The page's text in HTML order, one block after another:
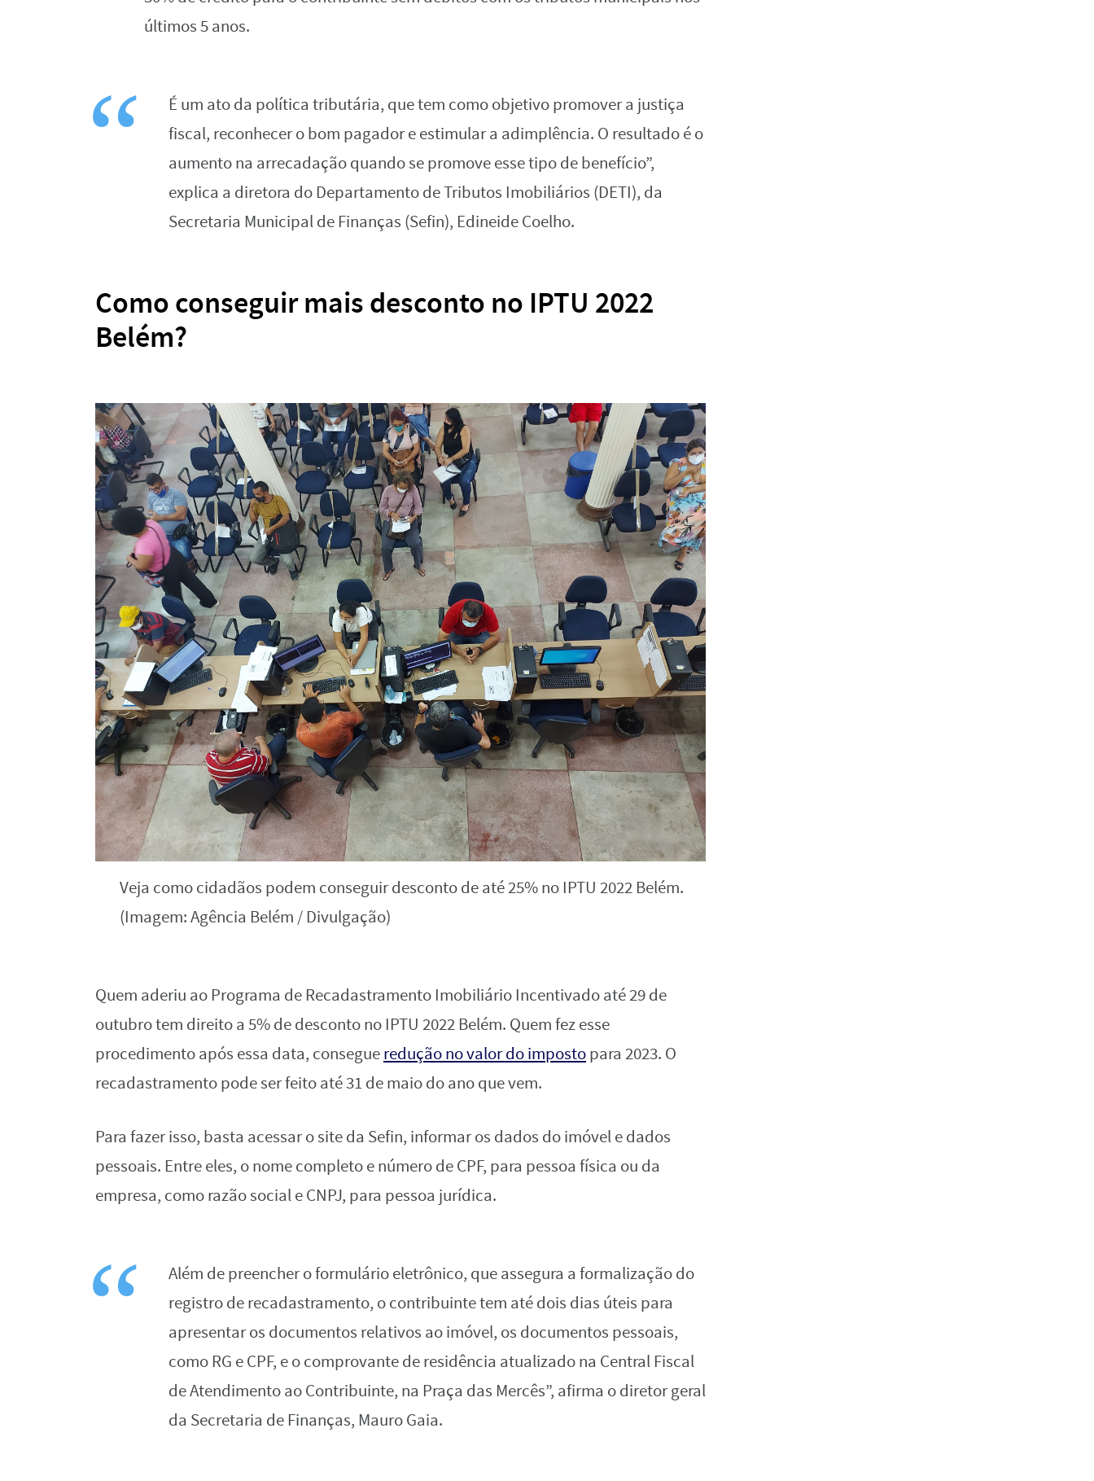
últimos 5 anos.
É um ato da política tributária, que tem como objetivo promover a justiça
fiscal, reconhecer o bom pagador e estimular a adimplência. O resultado é o
aumento na arrecadação quando se promove esse tipo de benefício”,
explica a diretora do Departamento de Tributos Imobiliários (DETI), da
Secretaria Municipal de Finanças (Sefin), Edineide Coelho.
Como conseguir mais desconto no IPTU 2022
Belém?
Veja como cidadãos podem conseguir desconto de até 25% no IPTU 2022 Belém.
(Imagem: Agência Belém / Divulgação)
Quem aderiu ao Programa de Recadastramento Imobiliário Incentivado até 29 de
outubro tem direito a 5% de desconto no IPTU 2022 Belém. Quem fez esse
procedimento após essa data, consegueredução no valor do impostopara 2023. O
recadastramento pode ser feito até 31 de maio do ano que vem.
Para fazer isso, basta acessar o site da Sefin, informar os dados do imóvel e dados
pessoais. Entre eles, o nome completo e número de CPF, para pessoa física ou da
empresa, como razão social e CNPJ, para pessoa jurídica.
Além de preencher o formulário eletrônico, que assegura a formalização do
registro de recadastramento, o contribuinte tem até dois dias úteis para
apresentar os documentos relativos ao imóvel, os documentos pessoais,
como RG e CPF, e o comprovante de residência atualizado na Central Fiscal
de Atendimento ao Contribuinte, na Praça das Mercês”, afirma o diretor geral
da Secretaria de Finanças, Mauro Gaia.